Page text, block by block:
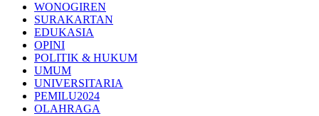
WONOGIREN
SURAKARTAN
EDUKASIA
OPINI
POLITIK & HUKUM
UMUM
UNIVERSITARIA
PEMILU2024
OLAHRAGA